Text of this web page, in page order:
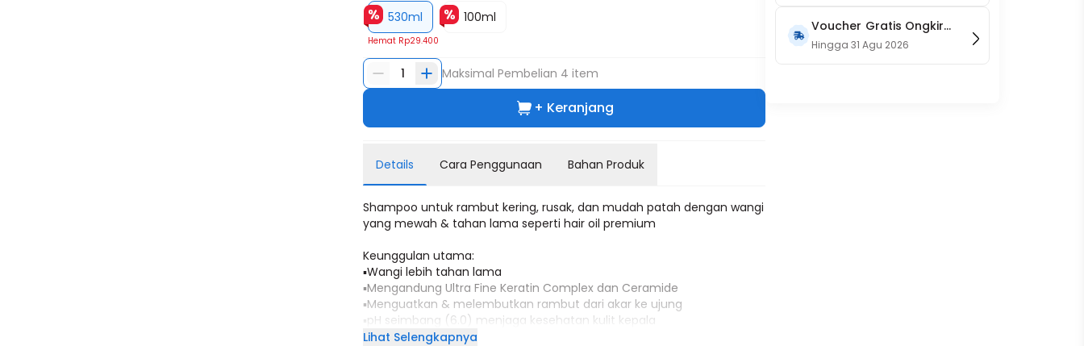
530ml
Hemat Rp29.400
100ml
1 Maksimal Pembelian 4 item
+ Keranjang
Details Cara Penggunaan Bahan Produk
Shampoo untuk rambut kering, rusak, dan mudah patah dengan wangi
yang mewah & tahan lama seperti hair oil premium
Keunggulan utama:
▪Wangi lebih tahan lama
▪Mengandung Ultra Fine Keratin Complex dan Ceramide
▪Menguatkan & melembutkan rambut dari akar ke ujung
▪pH seimbang (6.0) menjaga kesehatan kulit kepala
▪Partikel protein kecil menembus batang rambut untuk perawatan
Lihat Selengkapnya
Voucher Gratis Ongkir
15RB (Only on Website)
Hingga31 Agu 2026